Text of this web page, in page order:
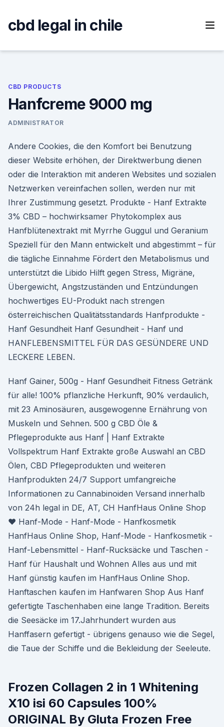
content
cbd legal in chile
CBD PRODUCTS
Hanfcreme 9000 mg
ADMINISTRATOR
Andere Cookies, die den Komfort bei Benutzung
dieser Website erhöhen, der Direktwerbung dienen
oder die Interaktion mit anderen Websites und sozialen
Netzwerken vereinfachen sollen, werden nur mit
Ihrer Zustimmung gesetzt. Produkte - Hanf Extrakte
3% CBD – hochwirksamer Phytokomplex aus
Hanfblütenextrakt mit Myrrhe Guggul und Geranium
Speziell für den Mann entwickelt und abgestimmt – für
die tägliche Einnahme Fördert den Metabolismus und
unterstützt die Libido Hilft gegen Stress, Migräne,
Übergewicht, Angstzuständen und Entzündungen
hochwertiges EU-Produkt nach strengen
österreichischen Qualitätsstandards Hanfprodukte -
Hanf Gesundheit Hanf Gesundheit - Hanf und
HANFLEBENSMITTEL FÜR DAS GESÜNDERE UND
LECKERE LEBEN.
Hanf Gainer, 500g - Hanf Gesundheit Fitness Getränk
für alle! 100% pflanzliche Herkunft, 90% verdaulich,
mit 23 Aminosäuren, ausgewogenne Ernährung von
Muskeln und Sehnen. 500 g CBD Öle &
Pflegeprodukte aus Hanf | Hanf Extrakte
Vollspektrum Hanf Extrakte große Auswahl an CBD
Ölen, CBD Pflegeprodukten und weiteren
Hanfprodukten 24/7 Support umfangreiche
Informationen zu Cannabinoiden Versand innerhalb
von 24h legal in DE, AT, CH HanfHaus Online Shop
♥ Hanf-Mode - Hanf-Mode - Hanfkosmetik
HanfHaus Online Shop, Hanf-Mode - Hanfkosmetik -
Hanf-Lebensmittel - Hanf-Rucksäcke und Taschen -
Hanf für Haushalt und Wohnen Alles aus und mit
Hanf günstig kaufen im HanfHaus Online Shop.
Hanftaschen kaufen im Hanfwaren Shop Aus Hanf
gefertigte Taschenhaben eine lange Tradition. Bereits
die Seesäcke im 17.Jahrhundert wurden aus
Hanffasern gefertigt - übrigens genauso wie die Segel,
die Taue der Schiffe und die Bekleidung der Seeleute.
Frozen Collagen 2 in 1 Whitening
X10 isi 60 Capsules 100%
ORIGINAL By Gluta Frozen Free